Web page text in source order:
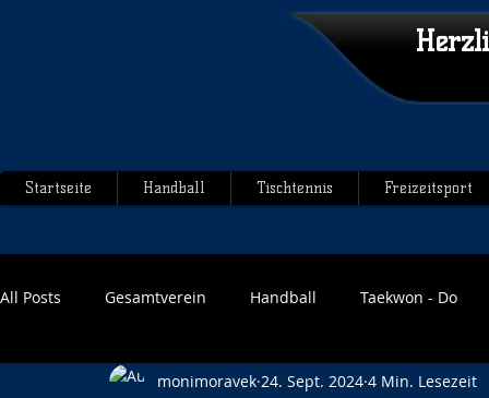
Startseite Handball Tischtennis Freizeitsport
All Posts Gesamtverein Handball Taekwon - Do
monimoravek 24. Sept. 2024 4 Min. Lesezeit